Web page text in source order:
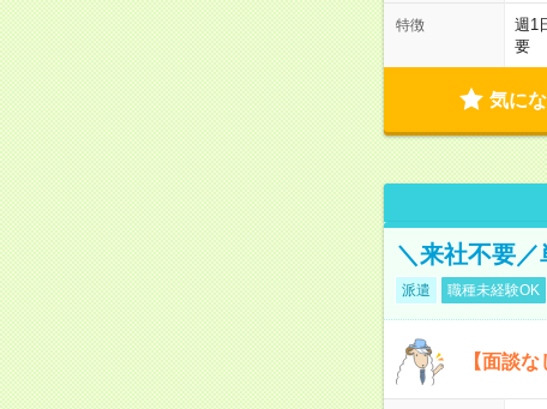
特徴 週1
要
気にな
＼来社不要
派遣 職種未経験OK
【面談